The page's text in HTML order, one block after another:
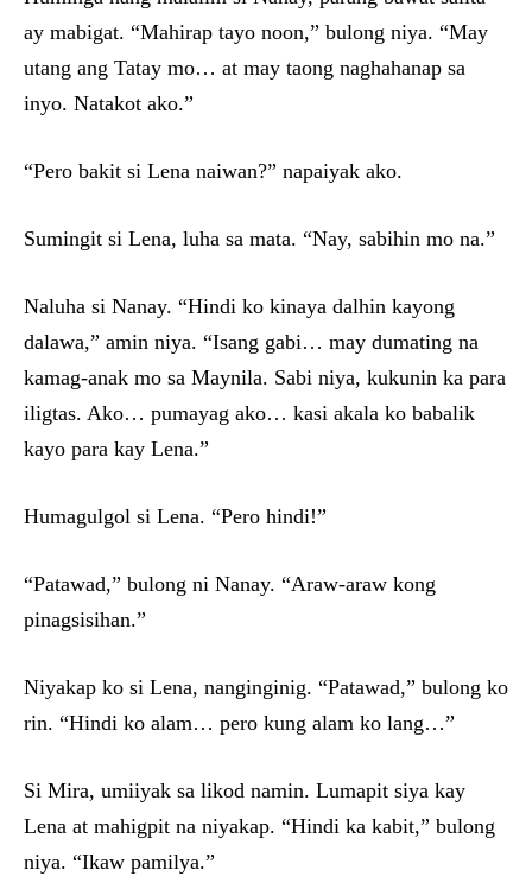
ay mabigat. “Mahirap tayo noon,” bulong niya. “May
utang ang Tatay mo… at may taong naghahanap sa
inyo. Natakot ako.”
“Pero bakit si Lena naiwan?” napaiyak ako.
Sumingit si Lena, luha sa mata. “Nay, sabihin mo na.”
Naluha si Nanay. “Hindi ko kinaya dalhin kayong
dalawa,” amin niya. “Isang gabi… may dumating na
kamag-anak mo sa Maynila. Sabi niya, kukunin ka para
iligtas. Ako… pumayag ako… kasi akala ko babalik
kayo para kay Lena.”
Humagulgol si Lena. “Pero hindi!”
“Patawad,” bulong ni Nanay. “Araw-araw kong
pinagsisihan.”
Niyakap ko si Lena, nanginginig. “Patawad,” bulong ko
rin. “Hindi ko alam… pero kung alam ko lang…”
Si Mira, umiiyak sa likod namin. Lumapit siya kay
Lena at mahigpit na niyakap. “Hindi ka kabit,” bulong
niya. “Ikaw pamilya.”